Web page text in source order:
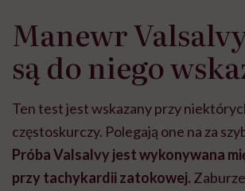
Manewr
są do niego
Ten test jest wskazany przy
częstoskurczy. Polegają one na za
Próba Valsalvy jest wykonywana
przy tachykardii zatokowej.